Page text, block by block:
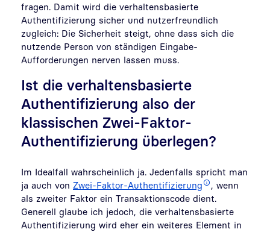
fragen. Damit wird die verhaltensbasierte
Authentifizierung sicher und nutzerfreundlich
zugleich: Die Sicherheit steigt, ohne dass sich die
nutzende Person von ständigen Eingabe-
Aufforderungen nerven lassen muss.
Ist die verhaltensbasierte
Authentifizierung also der
klassischen Zwei-Faktor-
Authentifizierung überlegen?
Im Idealfall wahrscheinlich ja. Jedenfalls spricht man
ja auch von Zwei-Faktor-Authentifizierung
, wenn
als zweiter Faktor ein Transaktionscode dient.
Generell glaube ich jedoch, die verhaltensbasierte
Authentifizierung wird eher ein weiteres Element in